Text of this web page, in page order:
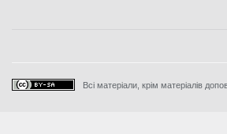
Всі матеріали, крім матеріалів